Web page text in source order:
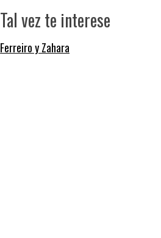
Tal vez te interese
Ferreiro y Zahara